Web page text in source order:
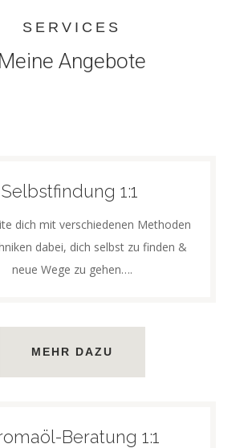
SERVICES
Meine Angebote
Selbstfindung 1:1
dich mit verschiedenen Methoden
dabei, dich selbst zu finden &
neue Wege zu gehen….
MEHR DAZU
Beratung 1:1